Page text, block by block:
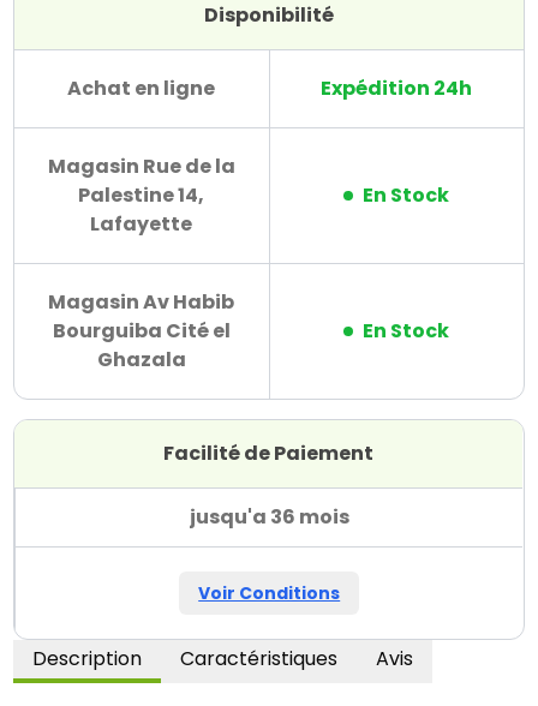
Disponibilité
Achat en ligne Expédition 24h
Magasin Rue de la
Palestine 14,
Lafayette
En Stock
Magasin Av Habib
Bourguiba Cité el
Ghazala
En Stock
Facilité de Paiement
jusqu'a 36 mois
Voir Conditions
Description Caractéristiques Avis